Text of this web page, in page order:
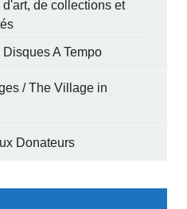
d'art, de collections et
A Tempo
/ The Village in
Donateurs